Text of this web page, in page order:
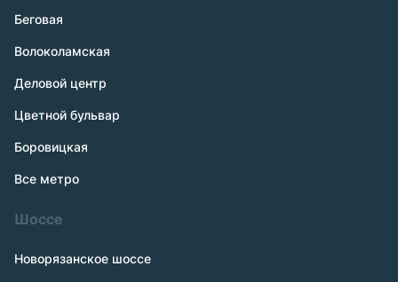
Беговая
Волоколамская
Деловой центр
Цветной бульвар
Боровицкая
Все метро
Шоссе
Новорязанское шоссе